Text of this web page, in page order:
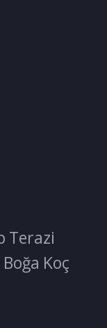
Terazi
Boğa Koç